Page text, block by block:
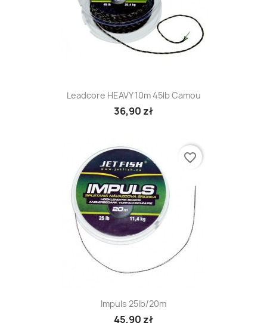
Leadcore HEAVY 10m 45lb Camou
36,90 zł
Impuls 25lb/20m
45,90 zł
favorite_border